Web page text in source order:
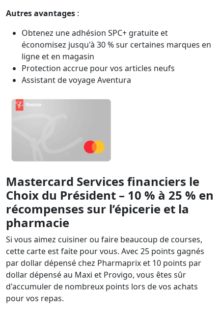
Autres avantages :
Obtenez une adhésion SPC+ gratuite et
économisez jusqu'à 30 % sur certaines marques en
ligne et en magasin
Protection accrue pour vos articles neufs
Assistant de voyage Aventura
Mastercard Services financiers le
Choix du Président – 10 % à 25 % en
récompenses sur l’épicerie et la
pharmacie
Si vous aimez cuisiner ou faire beaucoup de courses,
cette carte est faite pour vous. Avec 25 points gagnés
par dollar dépensé chez Pharmaprix et 10 points par
dollar dépensé au Maxi et Provigo, vous êtes sûr
d'accumuler de nombreux points lors de vos achats
pour vos repas.